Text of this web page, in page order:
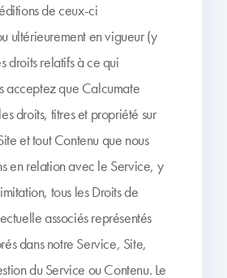
de ceux-ci
ultérieurement en vigueur (y
droits relatifs à ce qui
acceptez que Calcumate
droits, titres et propriété sur
et tout Contenu que nous
en relation avec le Service, y
tous les Droits de
associés représentés
dans notre Service, Site,
du Service ou Contenu. Le